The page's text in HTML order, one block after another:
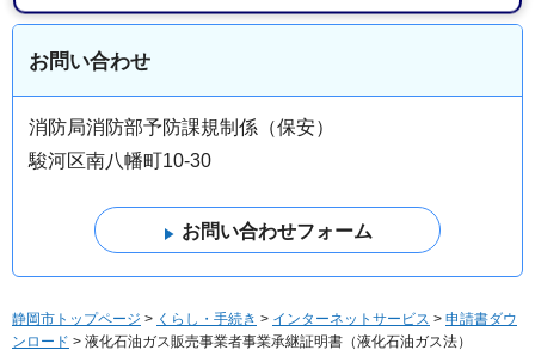
お問い合わせ
消防局消防部予防課規制係（保安）
駿河区南八幡町10-30
静岡市トップページ > くらし・手続き > インターネットサービス > 申請書ダウ
ンロード > 液化石油ガス販売事業者事業承継証明書（液化石油ガス法）